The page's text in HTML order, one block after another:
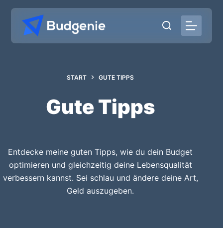
Zum
springen
START GUTE TIPPS
Gute Tipps
Entdecke meine guten Tipps, wie du dein Budget
optimieren und gleichzeitig deine Lebensqualität
verbessern kannst. Sei schlau und ändere deine Art,
Geld auszugeben.